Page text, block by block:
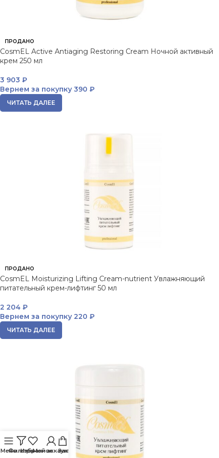
ПРОДАНО
CosmEL Active Antiaging Restoring Cream Ночной активный
крем 250 мл
3 903 ₽
Вернем за покупку 390 ₽
ЧИТАТЬ ДАЛЕЕ
ПРОДАНО
CosmEL Moisturizing Lifting Cream-nutrient Увлажняющий
питательный крем-лифтинг 50 мл
2 204 ₽
Вернем за покупку 220 ₽
ЧИТАТЬ ДАЛЕЕ
МенюФильтры
Избранное
Мой аккаунт
Заказ